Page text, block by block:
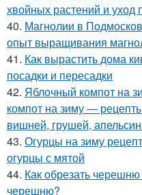
хвойных растений и уход
40. Магнолии в
опыт выращивания
41. Как вырастить дома
посадки и пересадки
42. Яблочный компот на
компот на зиму —
вишней, грушей,
43. Огурцы на зиму
огурцы с мятой
44. Как обрезать
черешню?